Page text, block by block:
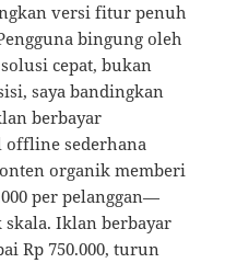
versi fitur penuh
bingung oleh
cepat, bukan
saya bandingkan
berbayar
offline sederhana
organik memberi
per pelanggan—
Iklan berbayar
Rp 750.000, turun